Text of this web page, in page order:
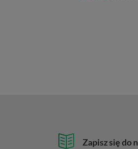
Zapisz się do